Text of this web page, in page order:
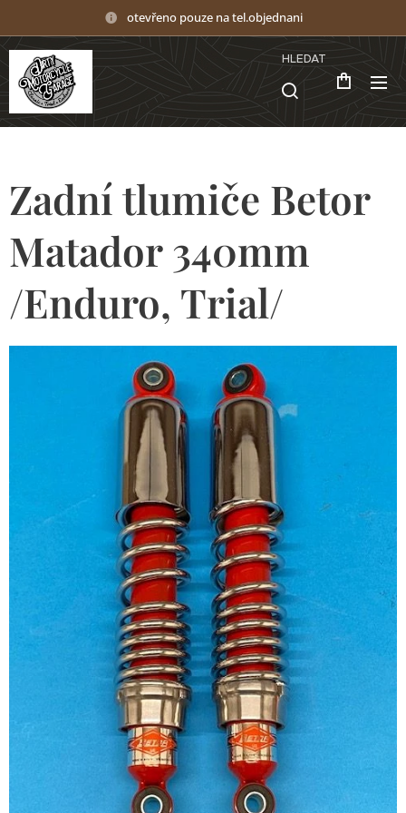
otevřeno pouze na tel.objednani
HLEDAT
Zadní tlumiče Betor
Matador 340mm
/Enduro, Trial/